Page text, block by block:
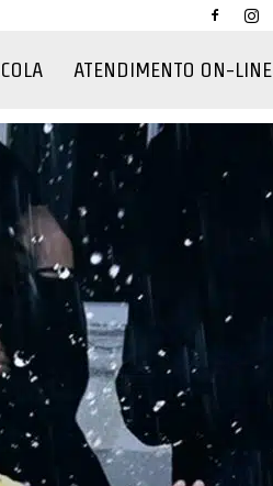
ATENDIMENTO ON-LINE